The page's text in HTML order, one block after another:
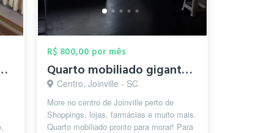
para mulher
R$ 800,00 por mês
Quarto mobiliado gigante para moças
Centro, Joinville - SC
More no centro de Joinville perto de
Shoppings, lojas, farmácias e muito mais.
Quarto mobiliado pronto para morar! Para